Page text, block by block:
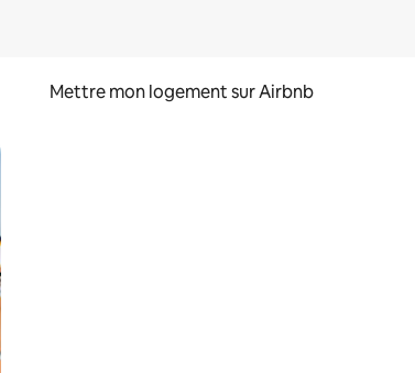
Mettre mon logement sur Airbnb